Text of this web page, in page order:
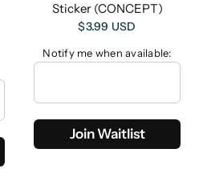
Sticker (CONCEPT)
$3.99 USD
Notify me when available:
Join Waitlist